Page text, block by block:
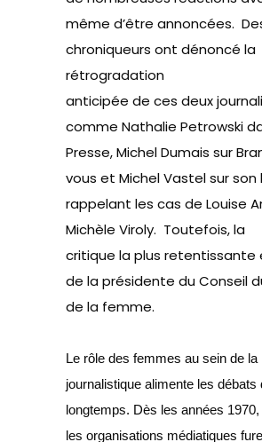
même d’être annoncées.
chroniqueurs ont dénoncé la
rétrogradation
anticipée de ces deux
comme Nathalie Petrowski
Presse, Michel Dumais sur
vous et Michel Vastel sur son
rappelant les cas de Louise
Michèle Viroly. Toutefois, la
critique la plus retentissante
de la présidente duConseil
de la femme.
Le rôle des femmes au sein de la
journalistique alimente les débats
longtemps. Dès les années
les organisations médiatiques